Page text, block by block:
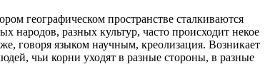
географическом пространстве сталкиваются
народов, разных культур, часто происходит некое
говоря языком научным, креолизация. Возникает
чьи корни уходят в разные стороны, в разные